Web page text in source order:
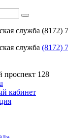
служба (8172)
служба (8172)
проспект 128
кабинет